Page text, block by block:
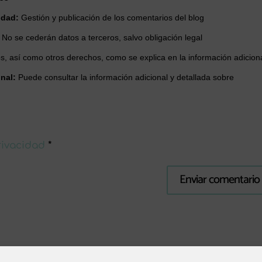
Gestión y publicación de los comentarios del blog
No se cederán datos a terceros, salvo obligación legal
así como otros derechos, como se explica en la información
Puede consultar la información adicional y detallada sobre
*